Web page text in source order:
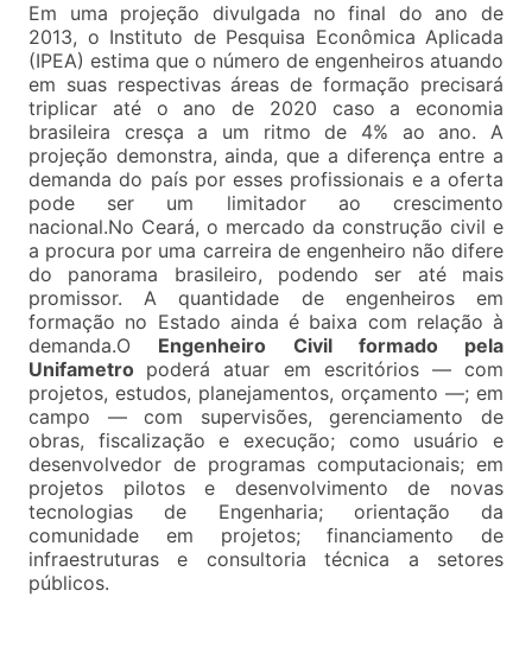
Em uma projeção divulgada no final do ano de
2013, o Instituto de Pesquisa Econômica Aplicada
(IPEA) estima que o número de engenheiros atuando
em suas respectivas áreas de formação precisará
triplicar até o ano de 2020 caso a economia
brasileira cresça a um ritmo de 4% ao ano. A
projeção demonstra, ainda, que a diferença entre a
demanda do país por esses profissionais e a oferta
pode ser um limitador ao crescimento
nacional.No Ceará, o mercado da construção civil e
a procura por uma carreira de engenheiro não difere
do panorama brasileiro, podendo ser até mais
promissor. A quantidade de engenheiros em
formação no Estado ainda é baixa com relação à
demanda.O Engenheiro Civil formado pela
Unifametro poderá atuar em escritórios — com
projetos, estudos, planejamentos, orçamento —; em
campo — com supervisões, gerenciamento de
obras, fiscalização e execução; como usuário e
desenvolvedor de programas computacionais; em
projetos pilotos e desenvolvimento de novas
tecnologias de Engenharia; orientação da
comunidade em projetos; financiamento de
infraestruturas e consultoria técnica a setores
públicos.